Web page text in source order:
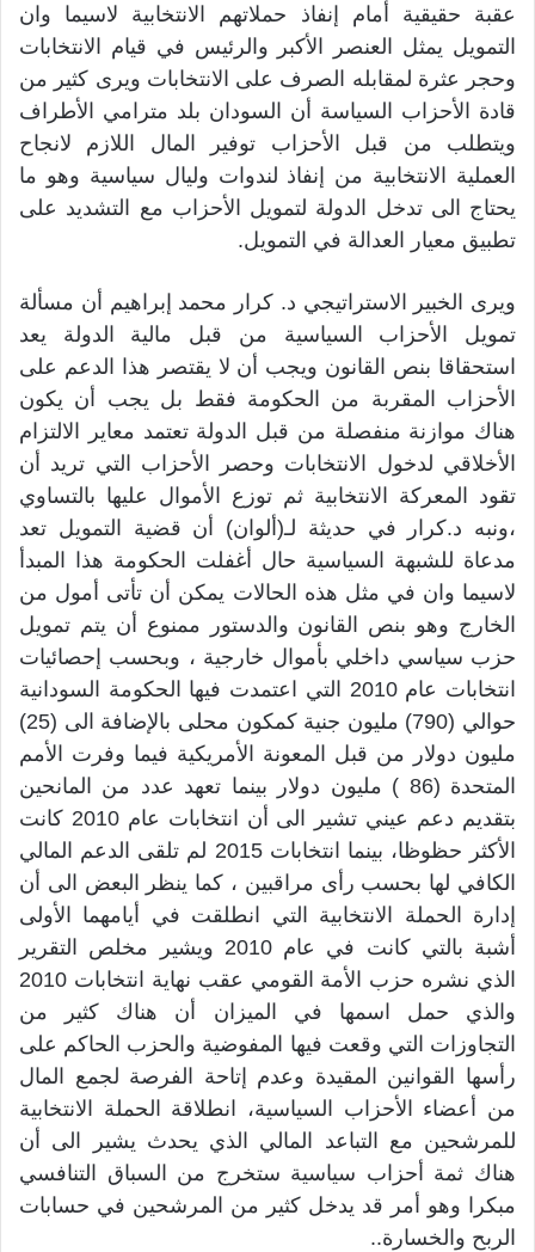
عقبة حقيقية أمام إنفاذ حملاتهم الانتخابية لاسيما وان
التمويل يمثل العنصر الأكبر والرئيس في قيام الانتخابات
وحجر عثرة لمقابله الصرف على الانتخابات ويرى كثير من
قادة الأحزاب السياسة أن السودان بلد مترامي الأطراف
ويتطلب من قبل الأحزاب توفير المال اللازم لانجاح
العملية الانتخابية من إنفاذ لندوات وليال سياسية وهو ما
يحتاج الى تدخل الدولة لتمويل الأحزاب مع التشديد على
تطبيق معيار العدالة في التمويل.
ويرى الخبير الاستراتيجي د. كرار محمد إبراهيم أن مسألة
تمويل الأحزاب السياسية من قبل مالية الدولة يعد
استحقاقا بنص القانون ويجب أن لا يقتصر هذا الدعم على
الأحزاب المقربة من الحكومة فقط بل يجب أن يكون
هناك موازنة منفصلة من قبل الدولة تعتمد معاير الالتزام
الأخلاقي لدخول الانتخابات وحصر الأحزاب التي تريد أن
تقود المعركة الانتخابية ثم توزع الأموال عليها بالتساوي
،ونبه د.كرار في حديثة لـ(ألوان) أن قضية التمويل تعد
مدعاة للشبهة السياسية حال أغفلت الحكومة هذا المبدأ
لاسيما وان في مثل هذه الحالات يمكن أن تأتى أمول من
الخارج وهو بنص القانون والدستور ممنوع أن يتم تمويل
حزب سياسي داخلي بأموال خارجية ، وبحسب إحصائيات
انتخابات عام 2010 التي اعتمدت فيها الحكومة السودانية
حوالي (790) مليون جنية كمكون محلى بالإضافة الى (25)
مليون دولار من قبل المعونة الأمريكية فيما وفرت الأمم
المتحدة (86 ) مليون دولار بينما تعهد عدد من المانحين
بتقديم دعم عيني تشير الى أن انتخابات عام 2010 كانت
الأكثر حظوظا، بينما انتخابات 2015 لم تلقى الدعم المالي
الكافي لها بحسب رأى مراقبين ، كما ينظر البعض الى أن
إدارة الحملة الانتخابية التي انطلقت في أيامهما الأولى
أشبة بالتي كانت في عام 2010 ويشير مخلص التقرير
الذي نشره حزب الأمة القومي عقب نهاية انتخابات 2010
والذي حمل اسمها في الميزان أن هناك كثير من
التجاوزات التي وقعت فيها المفوضية والحزب الحاكم على
رأسها القوانين المقيدة وعدم إتاحة الفرصة لجمع المال
من أعضاء الأحزاب السياسية، انطلاقة الحملة الانتخابية
للمرشحين مع التباعد المالي الذي يحدث يشير الى أن
هناك ثمة أحزاب سياسية ستخرج من السباق التنافسي
مبكرا وهو أمر قد يدخل كثير من المرشحين في حسابات
الربح والخسارة..